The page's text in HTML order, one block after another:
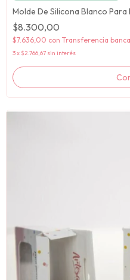
Molde De Silicona Blanco
$8.300,00
$7.636,00 con Transferencia
3x $2.766,67 sin interés